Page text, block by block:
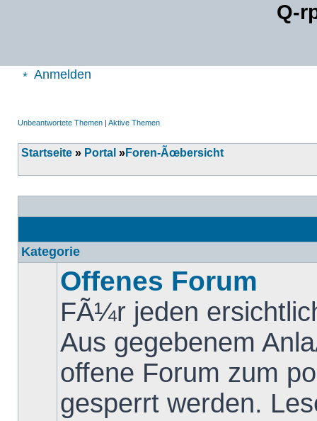
Q-
Anmelden
Unbeantwortete Themen | Aktive Themen
Startseite » Portal »Foren-Ãœbersicht
Kategorie
Offenes Forum
FÃ¼r jeden
Aus gegebenem
offene Forum zum
gesperrt werden.